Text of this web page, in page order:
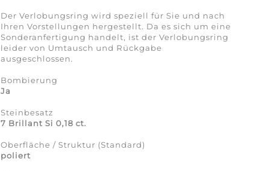
Der Verlobungsring wird speziell für Sie und nach
Ihren Vorstellungen hergestellt. Da es sich um eine
Sonderanfertigung handelt, ist der Verlobungsring
leider von Umtausch und Rückgabe
ausgeschlossen.
Bombierung
Ja
Steinbesatz
7 Brillant Si 0,18 ct.
Oberfläche / Struktur (Standard)
poliert